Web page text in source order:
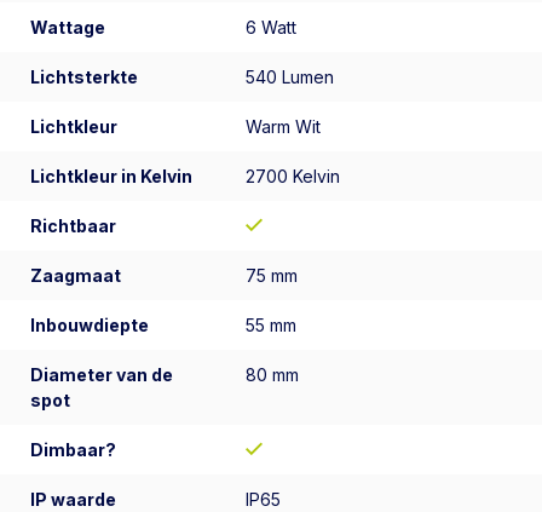
Wattage 6 Watt
Lichtsterkte 540 Lumen
Lichtkleur Warm Wit
Lichtkleur in Kelvin 2700 Kelvin
Richtbaar
Zaagmaat 75 mm
Inbouwdiepte 55 mm
Diameter van de
spot
80 mm
Dimbaar?
IP waarde IP65